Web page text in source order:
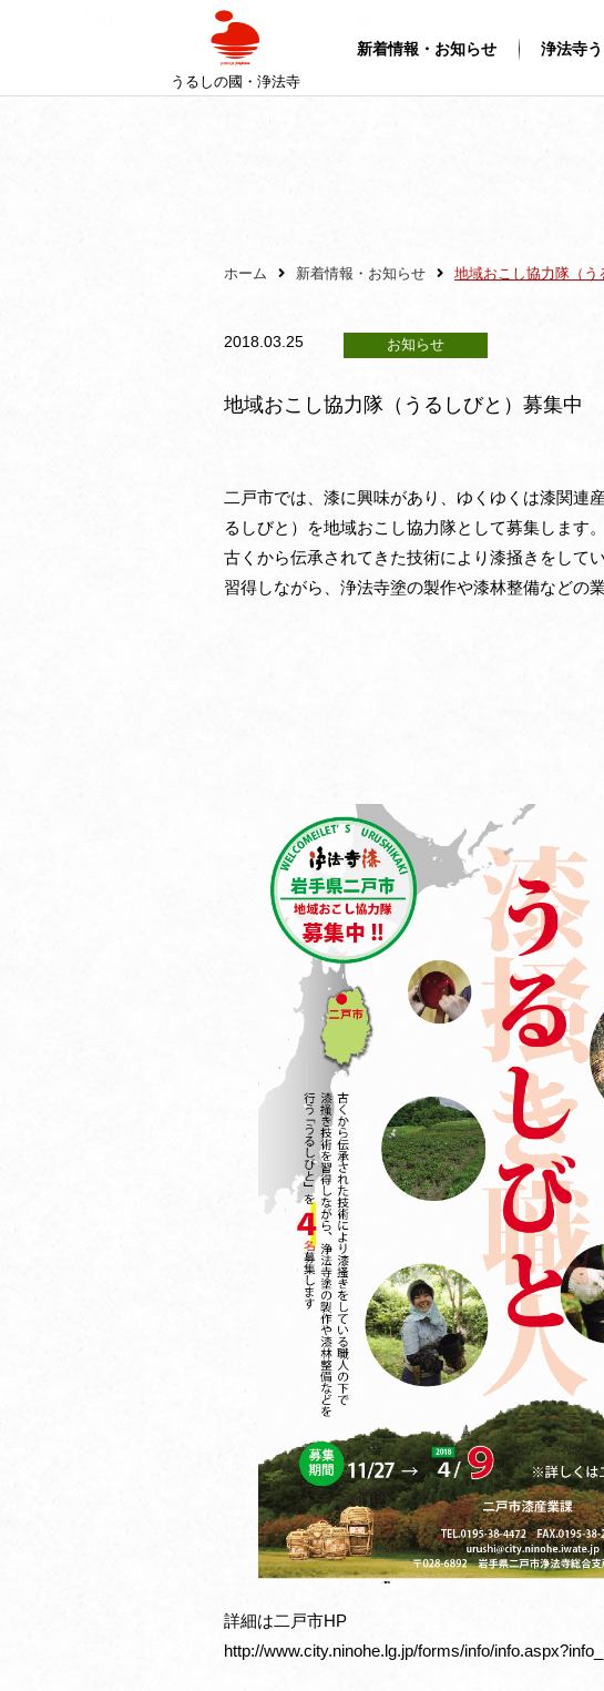
うるしの國・浄法寺
新着情報・お知らせ 浄法寺
ホーム 新着情報・お知らせ 地域おこし協力隊（う
2018.03.25 お知らせ
地域おこし協力隊（うるしびと）募集中
二戸市では、漆に興味があり、ゆくゆくは漆関連
るしびと）を地域おこし協力隊として募集します。
古くから伝承されてきた技術により漆掻きをして
習得しながら、浄法寺塗の製作や漆林整備などの
詳細は二戸市HP
http://www.city.ninohe.lg.jp/forms/info/